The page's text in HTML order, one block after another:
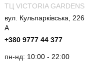
ТЦ VICTORIA GARDENS
вул. Кульпарківська, 226
А
+380 9777 44 377
пн-нд: 10:00 - 22:00